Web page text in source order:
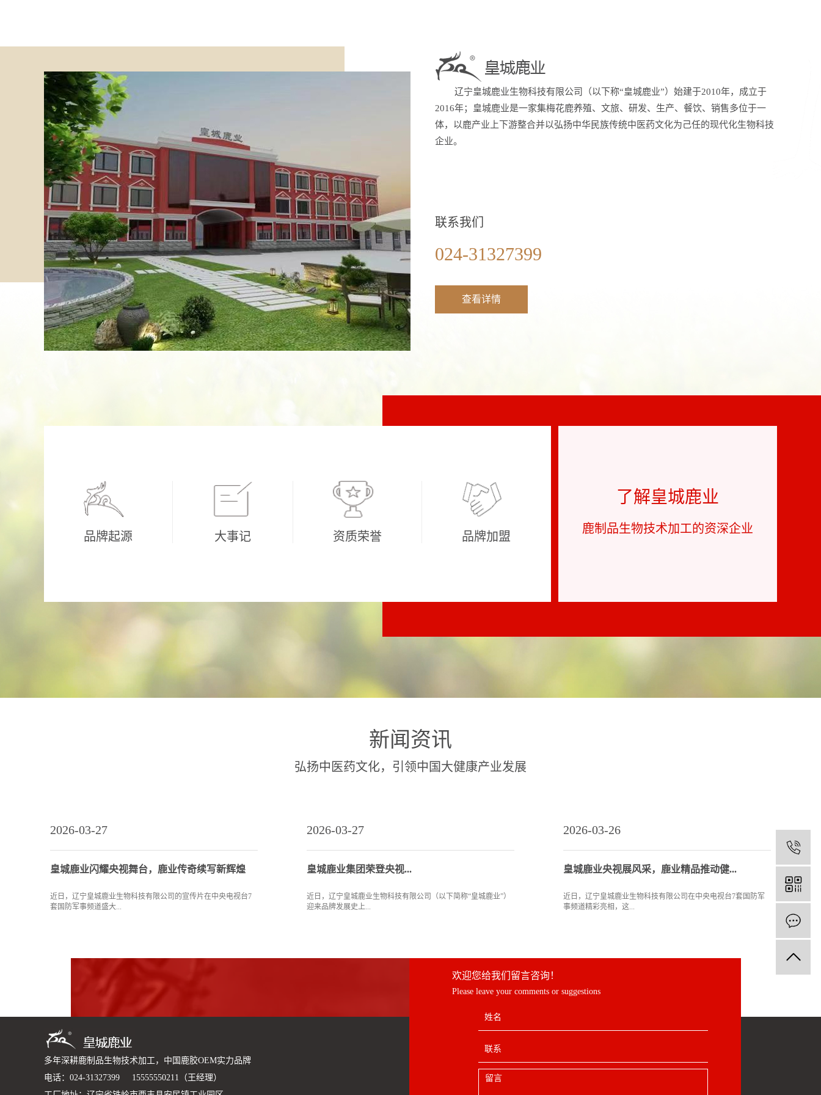
辽宁皇城鹿业生物科技有限公司（以下称“皇城鹿业”）始建于2010年，成立于
2016年；皇城鹿业是一家集梅花鹿养殖、文旅、研发、生产、餐饮、销售多位于一
体，以鹿产业上下游整合并以弘扬中华民族传统中医药文化为己任的现代化生物科技
企业。
联系我们
024-31327399
查看详情
品牌起源 大事记 资质荣誉 品牌加盟
了解皇城鹿业
鹿制品生物技术加工的资深企业
新闻资讯
弘扬中医药文化，引领中国大健康产业发展
2026-03-27
皇城鹿业闪耀央视舞台，鹿业传奇续写新辉煌
近日，辽宁皇城鹿业生物科技有限公司的宣传片在中央电视台7
套国防军事频道盛大...
2026-03-27
皇城鹿业集团荣登央视...
近日，辽宁皇城鹿业生物科技有限公司（以下简称“皇城鹿业”）
迎来品牌发展史上...
2026-03-26
皇城鹿业央视展风采，鹿业精品推动健...
近日，辽宁皇城鹿业生物科技有限公司在中央电视台7套国防军
事频道精彩亮相，这...
多年深耕鹿制品生物技术加工，中国鹿胶OEM实力品牌
电话：024-31327399 15555550211（王经理）
欢迎您给我们留言咨询！
Please leave your comments or suggestions